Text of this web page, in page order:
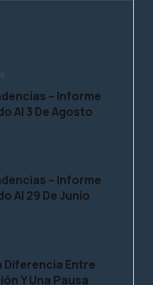
– Informe
Al 3 De Agosto
– Informe
Al 29 De Junio
Diferencia Entre
Y Una Pausa